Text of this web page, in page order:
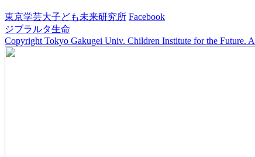
東京学芸大子ども未来研究所 Facebook
ジブラルタ生命
Copyright Tokyo Gakugei Univ. Children Institute for the Future.